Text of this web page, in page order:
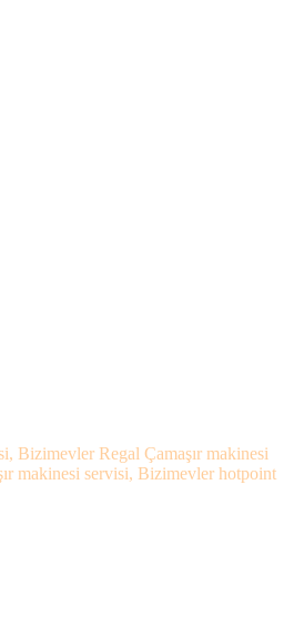
Bizimevler Regal Çamaşır makinesi
makinesi servisi, Bizimevler hotpoint